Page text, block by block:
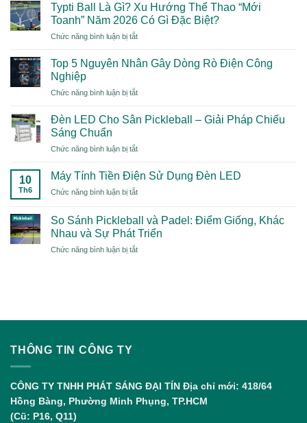
Typti Ball Là Gì? Xu Hướng Thể Thao “Mới
Toanh” Năm 2026 Có Gì Đặc Biệt?
Chức năng bình luận bị tắtở
Ball
Xu
Thể
Toanh”
2026
Biệt?
Top 5 Nguyên Nhân Gây Dòng Rò Điện Công
Nghiệp
Chức năng bình luận bị tắtở
Gây
Rò
Công
Đèn LED Cho Sân Pickleball – Giải Pháp Chiếu
Sáng Chuẩn
Chức năng bình luận bị tắtở
LED
Cho
Sân
–
Giải
Chiếu
10
Th6
Máy Tính Tiền Điện Sử Dụng Đèn LED
Chức năng bình luận bị tắtở
Tính
Tiền
Điện
Sử
So Sánh Pickleball và Padel: Điểm Giống, Khác
Nhau và Sự Phát Triển
Chức năng bình luận bị tắtở
Điểm
Phát
Triển
THÔNG TIN CÔNG TY
CÔNG TY TNHH PHÁT SÁNG ĐẠI TÍN Địa chỉ mới: 418/64
Hồng Bàng, Phường Minh Phụng, TP.HCM
(Cũ: P16, Q11)